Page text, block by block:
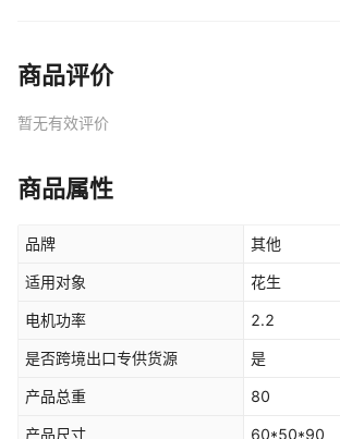
商品评价
暂无有效评价
商品属性
品牌 其他
适用对象 花生
电机功率 2.2
是否跨境出口专供货源 是
产品总重 80
产品尺寸 60*50*90